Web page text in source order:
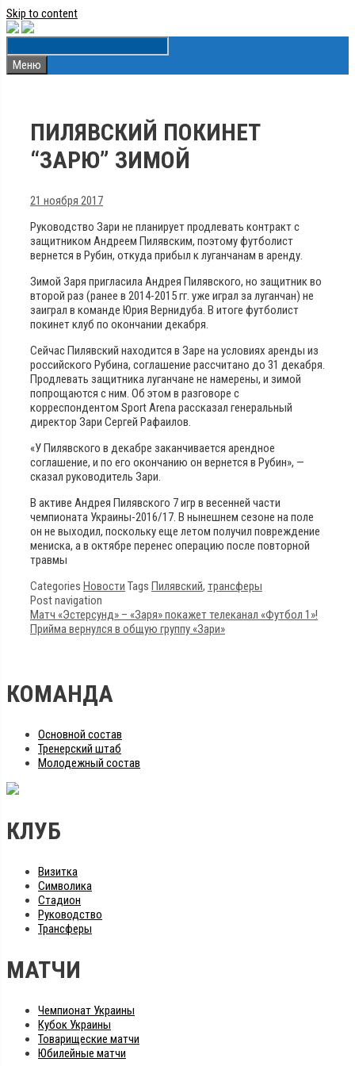
Skip to content
Меню
ПИЛЯВСКИЙ ПОКИНЕТ
“ЗАРЮ” ЗИМОЙ
21 ноября 2017
Руководство Зари не планирует продлевать контракт с
защитником Андреем Пилявским, поэтому футболист
вернется в Рубин, откуда прибыл к луганчанам в аренду.
Зимой Заря пригласила Андрея Пилявского, но защитник во
второй раз (ранее в 2014-2015 гг. уже играл за луганчан) не
заиграл в команде Юрия Вернидуба. В итоге футболист
покинет клуб по окончании декабря.
Сейчас Пилявский находится в Заре на условиях аренды из
российского Рубина, соглашение рассчитано до 31 декабря.
Продлевать защитника луганчане не намерены, и зимой
попрощаются с ним. Об этом в разговоре с
корреспондентом Sport Arena рассказал генеральный
директор Зари Сергей Рафаилов.
«У Пилявского в декабре заканчивается арендное
соглашение, и по его окончанию он вернется в Рубин», —
сказал руководитель Зари.
В активе Андрея Пилявского 7 игр в весенней части
чемпионата Украины-2016/17. В нынешнем сезоне на поле
он не выходил, поскольку еще летом получил повреждение
мениска, а в октябре перенес операцию после повторной
травмы
Categories Новости Tags Пилявский, трансферы
Post navigation
Матч «Эстерсунд» – «Заря» покажет телеканал «Футбол 1»!
Прийма вернулся в общую группу «Зари»
КОМАНДА
Основной состав
Тренерский штаб
Молодежный состав
КЛУБ
Визитка
Символика
Стадион
Руководство
Трансферы
МАТЧИ
Чемпионат Украины
Кубок Украины
Товарищеские матчи
Юбилейные матчи